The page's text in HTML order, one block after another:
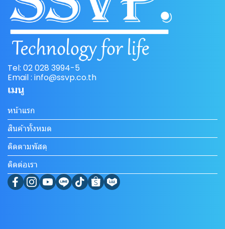
Tel: 02 028 3994-5
Email : info@ssvp.co.th
เมนู
หน้าแรก
สินค้าทั้งหมด
ติดตามพัสดุ
ติดต่อเรา